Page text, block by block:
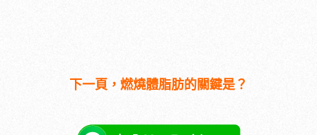
下一頁，燃燒體脂肪的關鍵是？